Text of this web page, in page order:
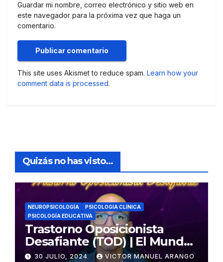
Guardar mi nombre, correo electrónico y sitio web en
este navegador para la próxima vez que haga un
comentario.
This site uses Akismet to reduce spam. Learn how your
comment data is processed.
Quizás no has visto...
NEUROPSICOLOGÍA
PSICOLOGIA CLÍNICA
PSICOLOGÍA EDUCATIVA
Trastorno Oposicionista
Desafiante (TOD) | El Mundo
Psicológico
30 JULIO, 2024
VICTOR MANUEL ARANGO